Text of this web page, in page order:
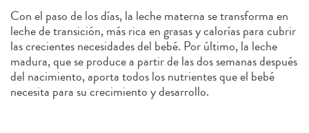
Con el paso de los días, la leche materna se transforma en
leche de transición, más rica en grasas y calorías para cubrir
las crecientes necesidades del bebé. Por último, la leche
madura, que se produce a partir de las dos semanas después
del nacimiento, aporta todos los nutrientes que el bebé
necesita para su crecimiento y desarrollo.